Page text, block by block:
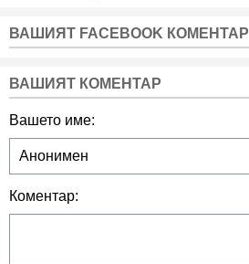
ВАШИЯТ FACEBOOK КОМЕНТАР
ВАШИЯТ КОМЕНТАР
Вашето име:
Коментар: